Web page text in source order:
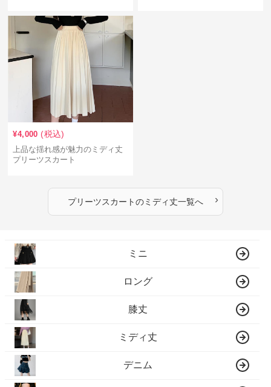
¥4,000 (税込)
上品な揺れ感が魅力のミディ丈
プリーツスカート
プリーツスカートのミディ丈一覧へ ›
ミニ
ロング
膝丈
ミディ丈
デニム